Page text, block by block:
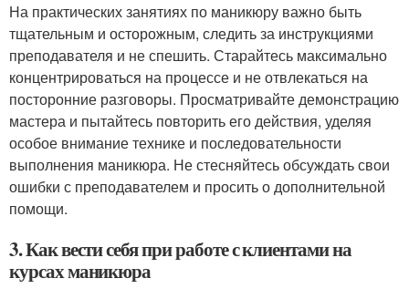
На практических занятиях по маникюру важно быть
тщательным и осторожным, следить за инструкциями
преподавателя и не спешить. Старайтесь максимально
концентрироваться на процессе и не отвлекаться на
посторонние разговоры. Просматривайте демонстрацию
мастера и пытайтесь повторить его действия, уделяя
особое внимание технике и последовательности
выполнения маникюра. Не стесняйтесь обсуждать свои
ошибки с преподавателем и просить о дополнительной
помощи.
3. Как вести себя при работе с клиентами на
курсах маникюра